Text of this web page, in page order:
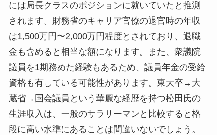
には局長クラスのポジションに就いていたと推測
されます。財務省のキャリア官僚の退官時の年収
は1,500万円〜2,000万円程度とされており、退職
金も含めると相当な額になります。また、衆議院
議員を1期務めた経験もあるため、議員年金の受給
資格も有している可能性があります。東大卒→大
蔵省→国会議員という華麗な経歴を持つ松田氏の
生涯収入は、一般のサラリーマンと比較すると格
段に高い水準にあることは間違いないでしょう。